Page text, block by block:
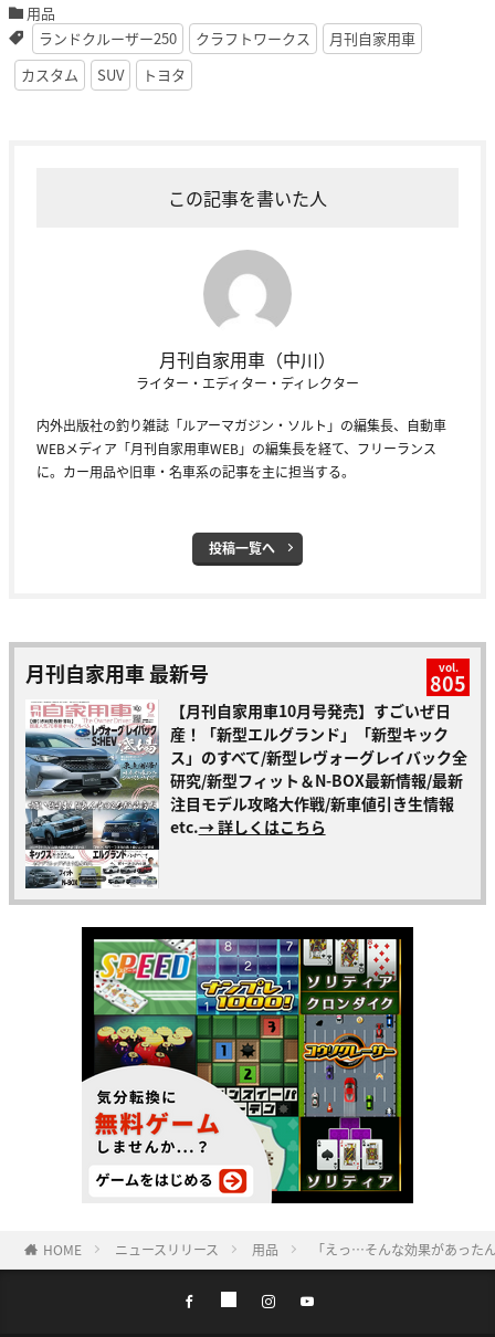
用品
ランドクルーザー250
クラフトワークス
月刊自家用車
カスタム
SUV トヨタ
この記事を書いた人
月刊自家用車（中川）
ライター・エディター・ディレクター
内外出版社の釣り雑誌「ルアーマガジン・ソルト」の編集長、自動車
WEBメディア「月刊自家用車WEB」の編集長を経て、フリーランス
に。カー用品や旧車・名車系の記事を主に担当する。
投稿一覧へ
月刊自家用車 最新号 vol.
805
【月刊自家用車10月号発売】すごいぜ日
産！「新型エルグランド」「新型キック
ス」のすべて/新型レヴォーグレイバック全
研究/新型フィット＆N-BOX最新情報/最新
注目モデル攻略大作戦/新車値引き生情報
etc.→ 詳しくはこちら
HOME ニュースリリース 用品 「えっ…そんな効果があった